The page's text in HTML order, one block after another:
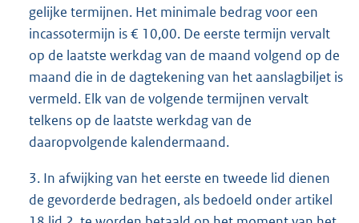
gelijke termijnen. Het minimale bedrag voor een
incassotermijn is € 10,00. De eerste termijn vervalt
op de laatste werkdag van de maand volgend op de
maand die in de dagtekening van het aanslagbiljet is
vermeld. Elk van de volgende termijnen vervalt
telkens op de laatste werkdag van de
daaropvolgende kalendermaand.
3. In afwijking van het eerste en tweede lid dienen
de gevorderde bedragen, als bedoeld onder artikel